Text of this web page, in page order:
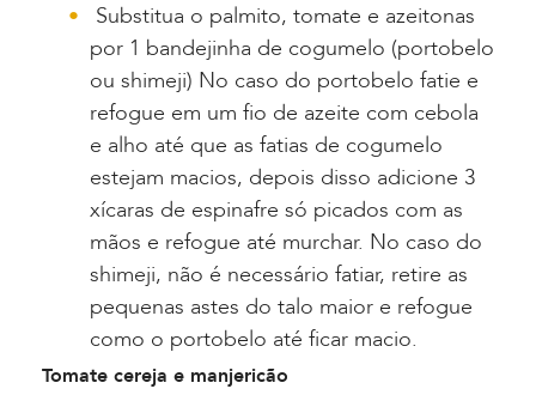
Substitua o palmito, tomate e azeitonas
por 1 bandejinha de cogumelo (portobelo
ou shimeji) No caso do portobelo fatie e
refogue em um fio de azeite com cebola
e alho até que as fatias de cogumelo
estejam macios, depois disso adicione 3
xícaras de espinafre só picados com as
mãos e refogue até murchar. No caso do
shimeji, não é necessário fatiar, retire as
pequenas astes do talo maior e refogue
como o portobelo até ficar macio.
Tomate cereja e manjericão